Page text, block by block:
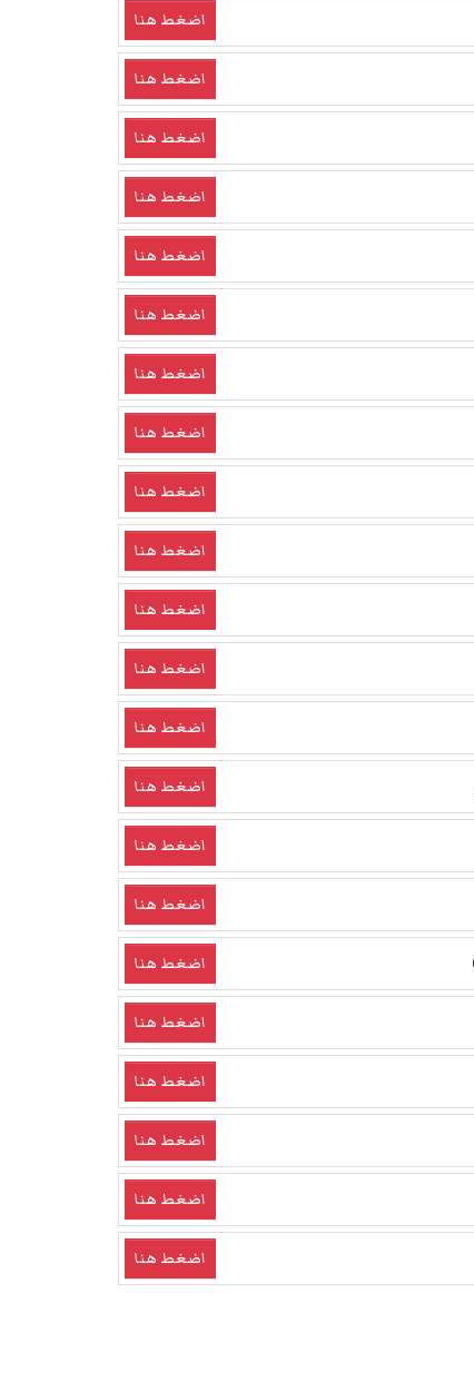
اضغط هنا
اضغط هنا
اضغط هنا
اضغط هنا
اضغط هنا
اضغط هنا
اضغط هنا
اضغط هنا
اضغط هنا
اضغط هنا
اضغط هنا
اضغط هنا
اضغط هنا
اضغط هنا
اضغط هنا
اضغط هنا
اضغط هنا
اضغط هنا
اضغط هنا
اضغط هنا
اضغط هنا
اضغط هنا